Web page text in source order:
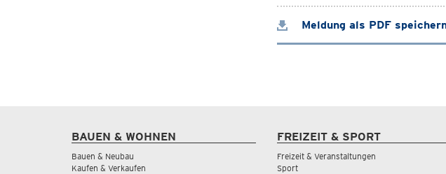
Meldung als PDF
BAUEN & WOHNEN
Bauen & Neubau
Kaufen & Verkaufen
FREIZEIT & SPORT
Freizeit & Veranstaltungen
Sport